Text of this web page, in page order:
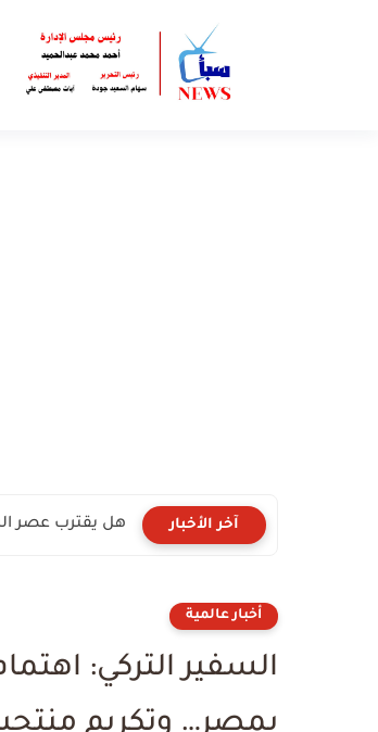
آخر الأخبار القصة الكاملة
أخبار عالمية
السفير التركي:
بمصر… وتكريم